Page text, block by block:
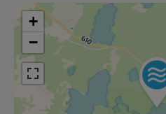
+
−